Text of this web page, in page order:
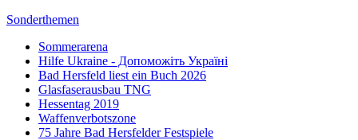
Sonderthemen
Sommerarena
Hilfe Ukraine - Допоможіть Україні
Bad Hersfeld liest ein Buch 2026
Glasfaserausbau TNG
Hessentag 2019
Waffenverbotszone
75 Jahre Bad Hersfelder Festspiele